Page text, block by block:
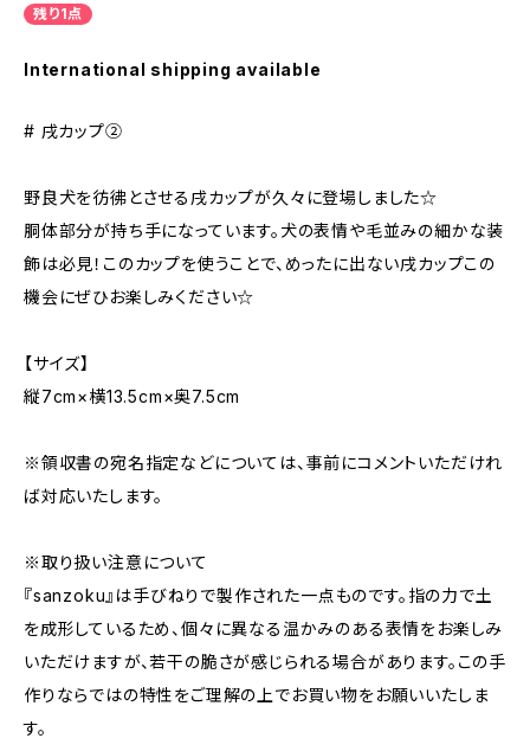
残り1点
International shipping available
# 戌カップ②
野良犬を彷彿とさせる戌カップが久々に登場しました☆
胴体部分が持ち手になっています。犬の表情や毛並みの細かな装
飾は必見！このカップを使うことで、めったに出ない戌カップこの
機会にぜひお楽しみください☆
【サイズ】
縦7cm×横13.5cm×奥7.5cm
※領収書の宛名指定などについては、事前にコメントいただけれ
ば対応いたします。
※取り扱い注意について
『sanzoku』は手びねりで製作された一点ものです。指の力で土
を成形しているため、個々に異なる温かみのある表情をお楽しみ
いただけますが、若干の脆さが感じられる場合があります。この手
作りならではの特性をご理解の上でお買い物をお願いいたしま
す。